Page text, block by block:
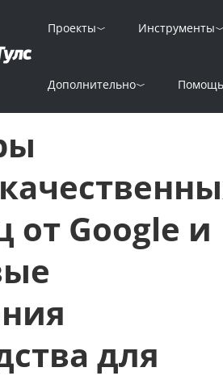
Проекты Инструменты
Дополнительно Помощь
от Google и
для